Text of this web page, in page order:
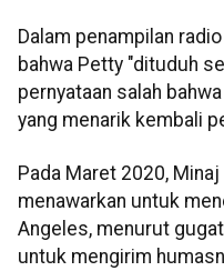
Dalam penampilan
bahwa Petty "dituduh
pernyataan salah
yang menarik kembali
Pada Maret 2020,
menawarkan untuk
Angeles, menurut
untuk mengirim